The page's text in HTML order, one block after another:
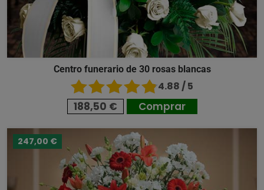
Centro funerario de 30 rosas blancas
4.88 / 5
188,50 € Comprar
247,00 €